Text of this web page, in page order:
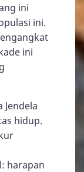
ini
ini.
ini
hidup.
harapan